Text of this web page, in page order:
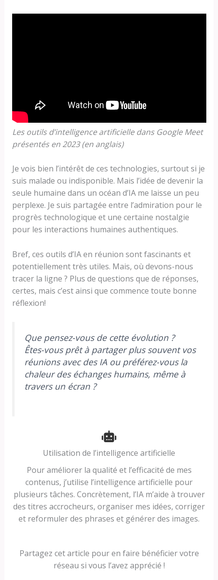
Les outils d’intelligence artificielle dans Google Meet
présentés en 2023 (en anglais)
Je vois bien l’intérêt de ces technologies, surtout si je
suis malade ou indisponible. Mais l’idée de devenir la
seule humaine dans un océan d’IA me laisse un peu
perplexe. Je suis partagée entre l’admiration pour le
progrès technologique et une certaine nostalgie
pour les interactions humaines authentiques.
Bref, ces outils d’IA en réunion sont fascinants et
potentiellement très utiles. Mais, où devons-nous
tracer la ligne ? Plus de questions que de réponses,
certes, mais c’est ainsi que commence toute bonne
réflexion!
Que pensez-vous de cette évolution ?
Êtes-vous prêt à partager plus souvent vos
réunions avec des IA ou préférez-vous la
chaleur des échanges humains, même à
travers un écran ?
Utilisation de l’intelligence artificielle
Pour améliorer la qualité et l’efficacité de mes
contenus, j’utilise l’intelligence artificielle pour
plusieurs tâches. Concrètement, l’IA m’aide à trouver
des titres accrocheurs, organiser mes idées, corriger
et reformuler des phrases et générer des images.
Partagez cet article pour en faire bénéficier votre
réseau si vous l’avez apprécié !